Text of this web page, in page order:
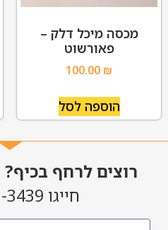
מכסה מיכל דלק –
פאורשוט
100.00 ₪
הוספה לסל
רוצים לרחף בכיף?
חייגו 052-811-3439